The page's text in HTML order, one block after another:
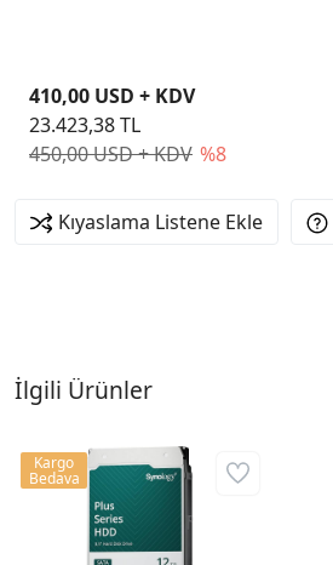
450,00 USD + KDV %8
410,00 USD + KDV
23.423,38 TL
Kıyaslama Listene Ekle
İlgili Ürünler
Kargo
Bedava